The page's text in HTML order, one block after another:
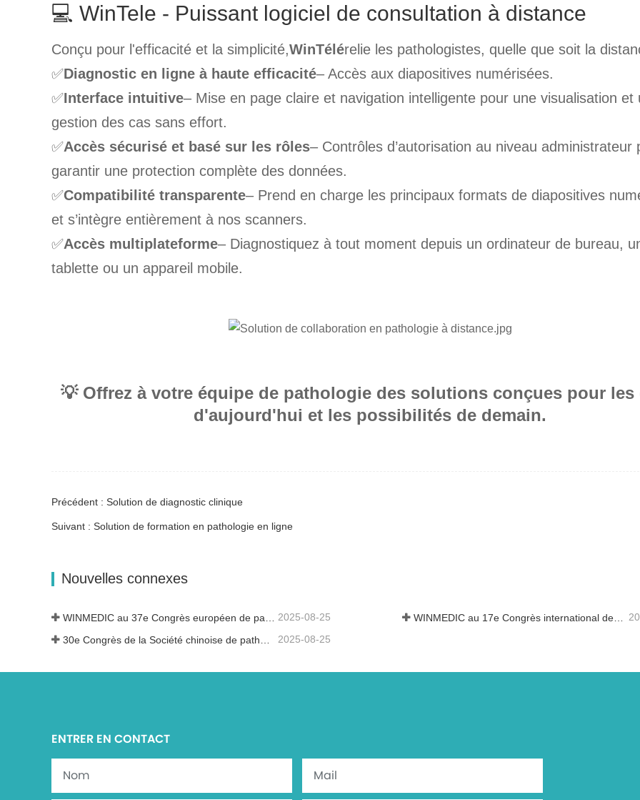
💻 WinTele - Puissant logiciel de consultation à distance
Conçu pour l'efficacité et la simplicité,WinTélérelie les pathologistes, quelle que soit la
✅Diagnostic en ligne à haute efficacité– Accès aux diapositives numérisées.
✅Interface intuitive– Mise en page claire et navigation intelligente pour une visualisation et
gestion des cas sans effort.
✅Accès sécurisé et basé sur les rôles– Contrôles d’autorisation au niveau administrateur
garantir une protection complète des données.
✅Compatibilité transparente– Prend en charge les principaux formats de diapositives
et s’intègre entièrement à nos scanners.
✅Accès multiplateforme– Diagnostiquez à tout moment depuis un ordinateur de bureau,
tablette ou un appareil mobile.
💡 Offrez à votre équipe de pathologie des solutions conçues pour les
d'aujourd'hui et les possibilités de demain.
Précédent : Solution de diagnostic clinique
Suivant : Solution de formation en pathologie en ligne
Nouvelles connexes
2025-08-25 WINMEDIC au 17e Congrès international de toxicologie
2025-08-25
ENTRER EN CONTACT